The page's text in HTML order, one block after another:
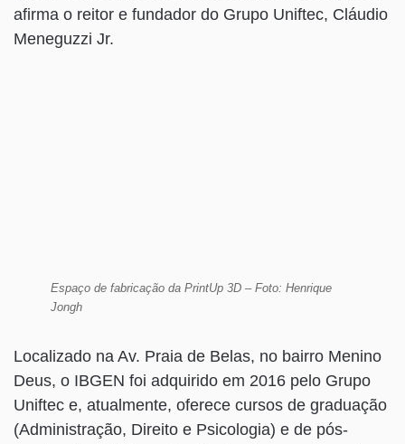
afirma o reitor e fundador do Grupo Uniftec, Cláudio
Meneguzzi Jr.
Espaço de fabricação da PrintUp 3D – Foto: Henrique
Jongh
Localizado na Av. Praia de Belas, no bairro Menino
Deus, o IBGEN foi adquirido em 2016 pelo Grupo
Uniftec e, atualmente, oferece cursos de graduação
(Administração, Direito e Psicologia) e de pós-